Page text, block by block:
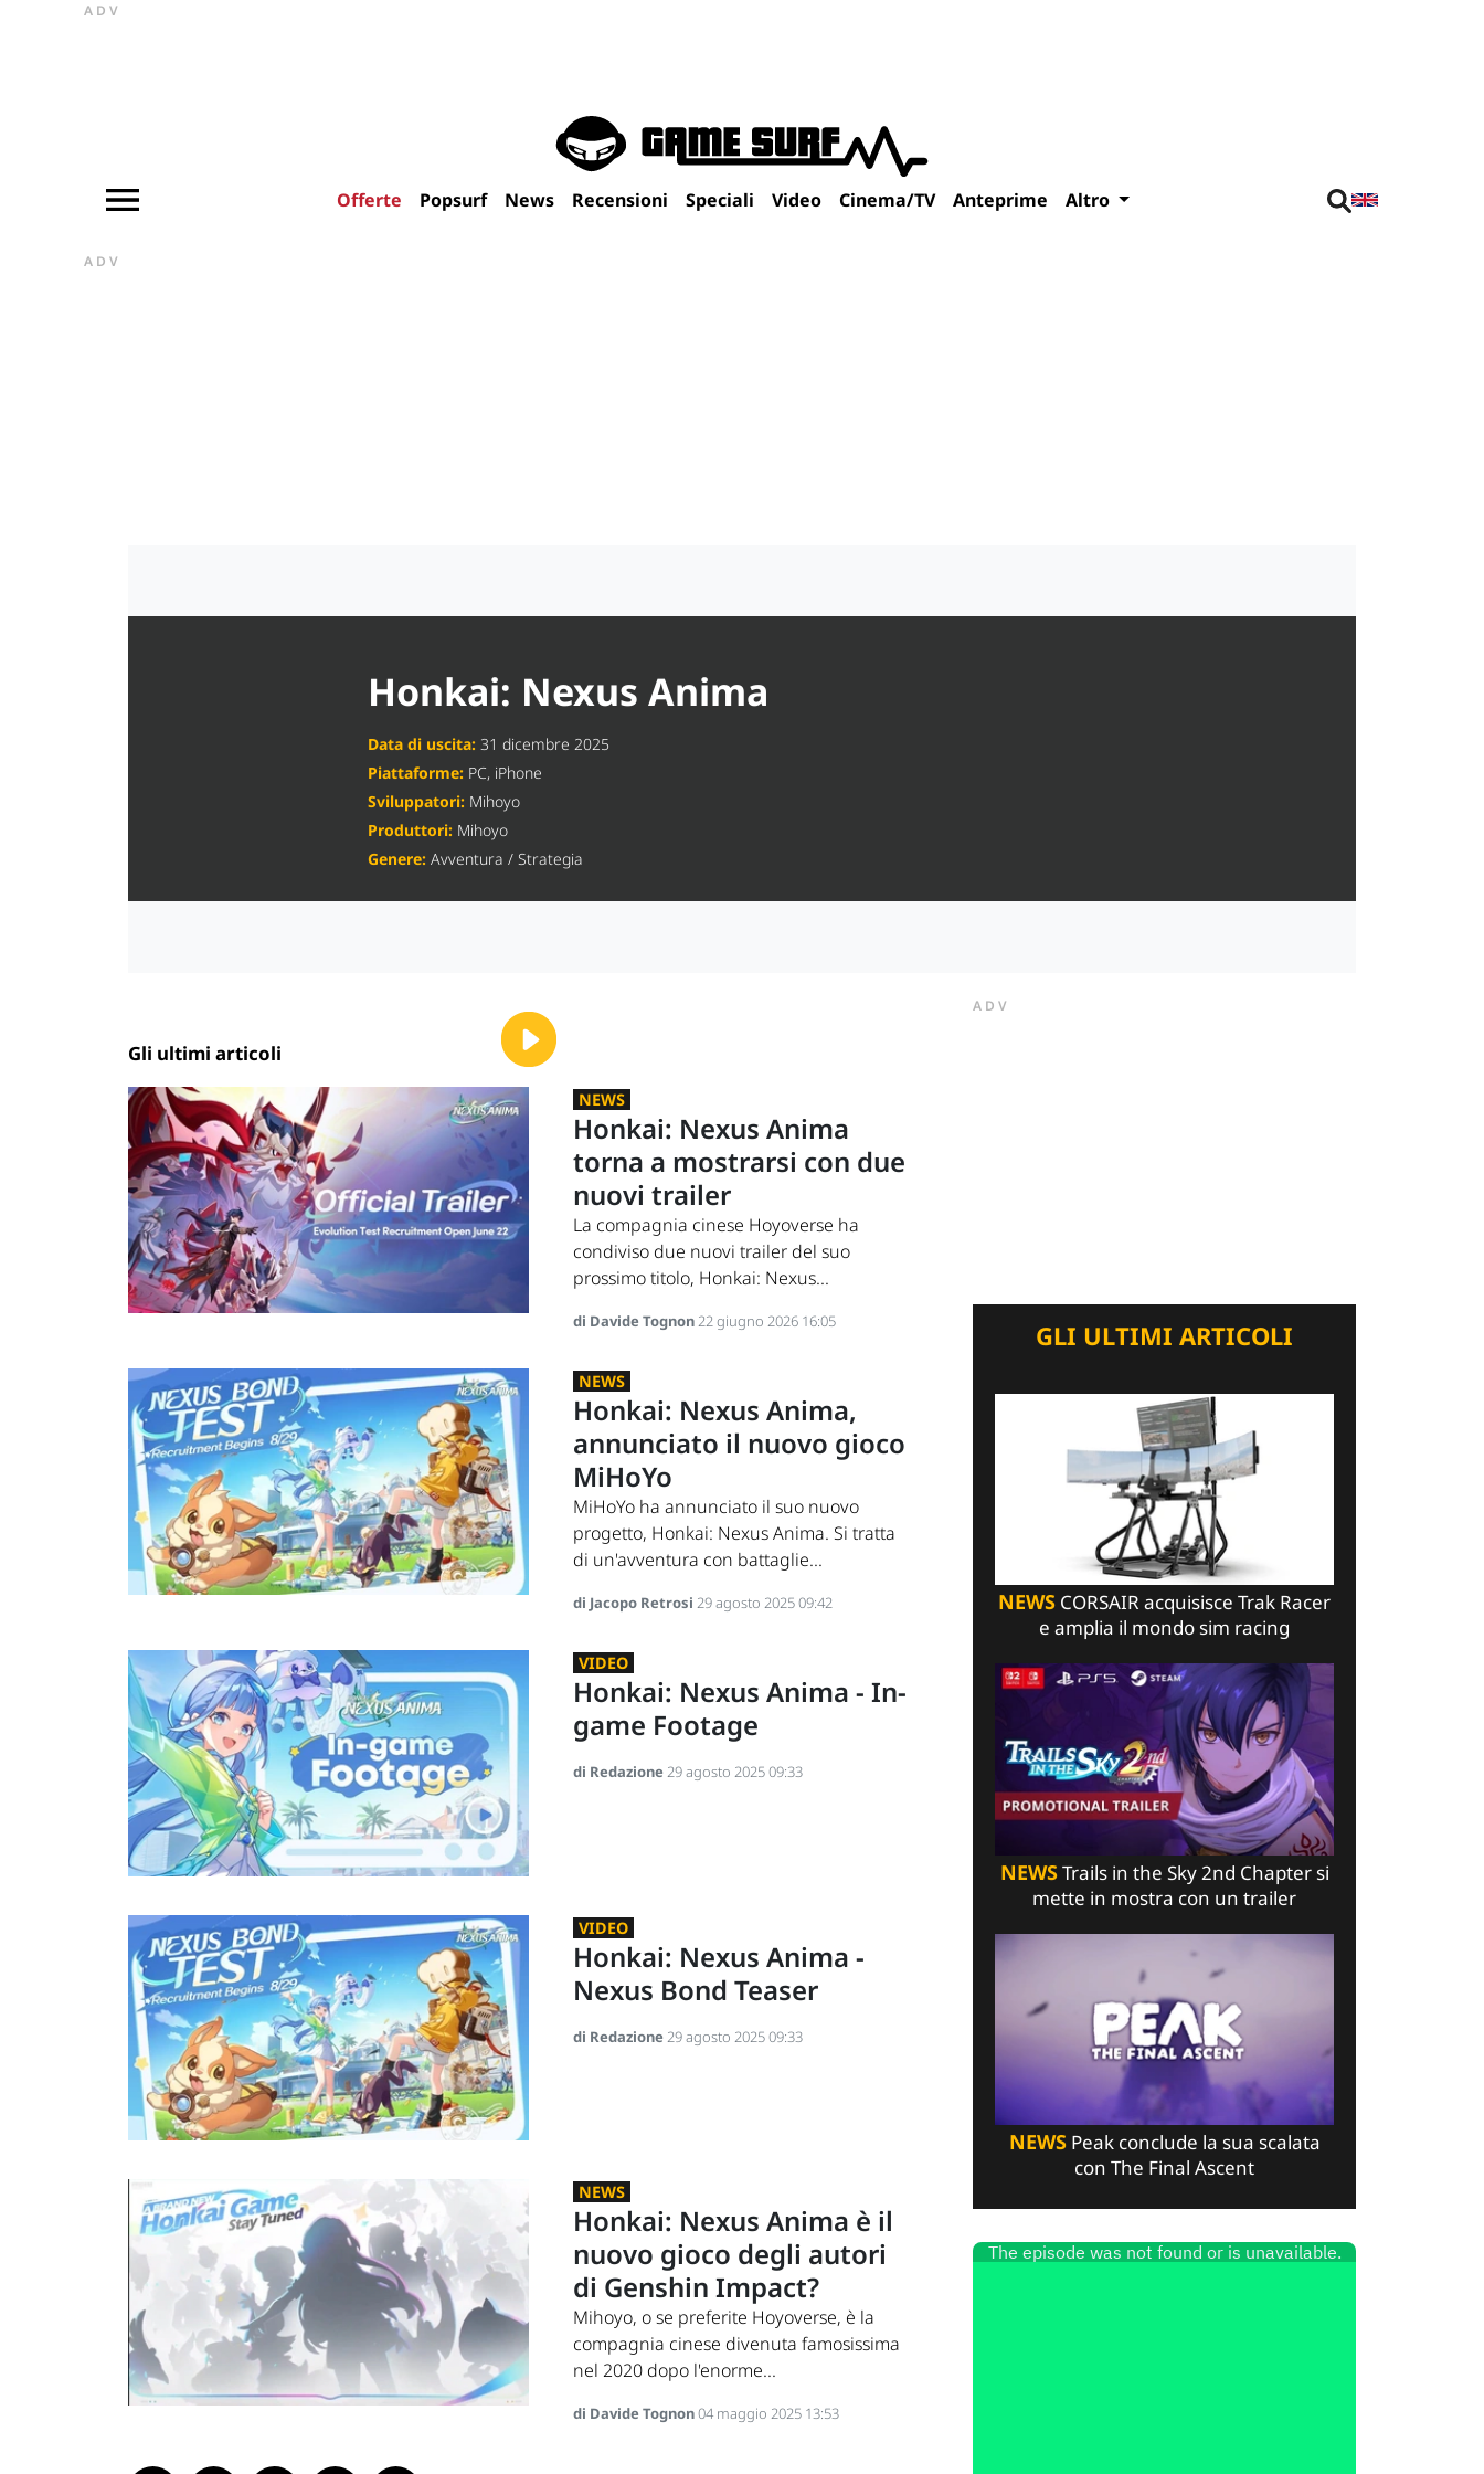
ADV
Offerte Popsurf News Recensioni Speciali Video Cinema/TV Anteprime Altro
ADV
Honkai: Nexus Anima
Data di uscita: 31 dicembre 2025
Piattaforme: PC, iPhone
Sviluppatori: Mihoyo
Produttori: Mihoyo
Genere: Avventura / Strategia
Gli ultimi articoli
NEWS
Honkai: Nexus Anima
torna a mostrarsi con due
nuovi trailer
La compagnia cinese Hoyoverse ha
condiviso due nuovi trailer del suo
prossimo titolo, Honkai: Nexus...
di Davide Tognon22 giugno 2026 16:05
NEWS
Honkai: Nexus Anima,
annunciato il nuovo gioco
MiHoYo
MiHoYo ha annunciato il suo nuovo
progetto, Honkai: Nexus Anima. Si tratta
di un'avventura con battaglie...
di Jacopo Retrosi 29 agosto 2025 09:42
VIDEO
Honkai: Nexus Anima - In-
game Footage
di Redazione29 agosto 2025 09:33
VIDEO
Honkai: Nexus Anima -
Nexus Bond Teaser
di Redazione29 agosto 2025 09:33
NEWS
Honkai: Nexus Anima è il
nuovo gioco degli autori
di Genshin Impact?
Mihoyo, o se preferite Hoyoverse, è la
compagnia cinese divenuta famosissima
nel 2020 dopo l'enorme...
di Davide Tognon04 maggio 2025 13:53
ADV
GLI ULTIMI ARTICOLI
NEWS CORSAIR acquisisce Trak Racer
e amplia il mondo sim racing
NEWSTrails in the Sky 2nd Chapter si
mette in mostra con un trailer
NEWSPeak conclude la sua scalata
con The Final Ascent